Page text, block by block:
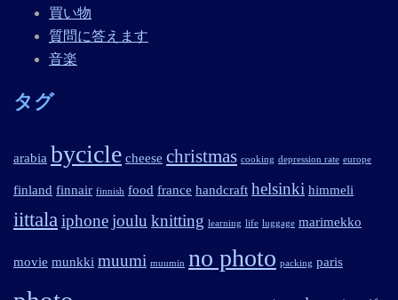
買い物
質問に答えます
音楽
タグ
arabia bycicle cheese christmas cooking depression rate europe
finland finnair finnish food france handcraft helsinki himmeli
iittalaiphonejoulu knitting learning life luggage marimekko
movie munkki muumi muumin no photo packing paris